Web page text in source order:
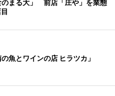
のまる大」 前店「庄や」を業態
魚とワインの店 ヒラツカ」